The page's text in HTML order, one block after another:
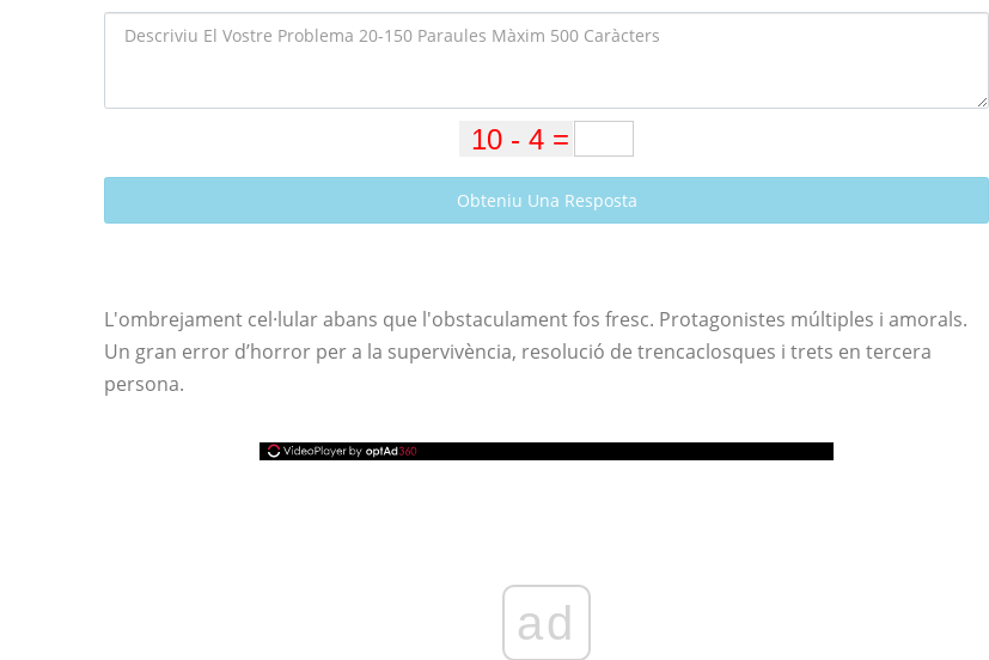
Obteniu Una Resposta
L'ombrejament cel·lular abans que l'obstaculament fos fresc. Protagonistes múltiples i amorals.
Un gran error d’horror per a la supervivència, resolució de trencaclosques i trets en tercera
persona.
ad